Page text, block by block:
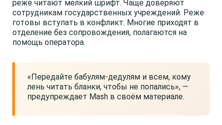
реже читают мелкий шрифт. Чаще доверяют
сотрудникам государственных учреждений. Реже
готовы вступать в конфликт. Многие приходят в
отделение без сопровождения, полагаются на
помощь оператора.
«Передайте бабулям-дедулям и всем, кому
лень читать бланки, чтобы не попались», —
предупреждает Mash в своём материале.